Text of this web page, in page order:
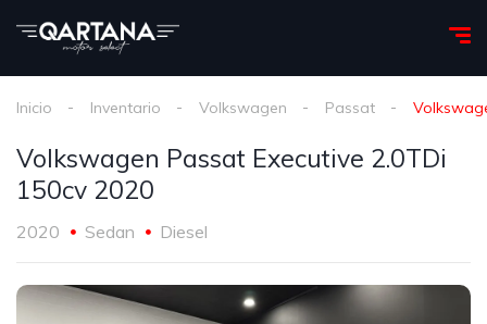
Inicio Inventario Volkswagen Passat
Volkswagen Passat Executive 2.0TDi
150cv 2020
2020 Sedan Diesel